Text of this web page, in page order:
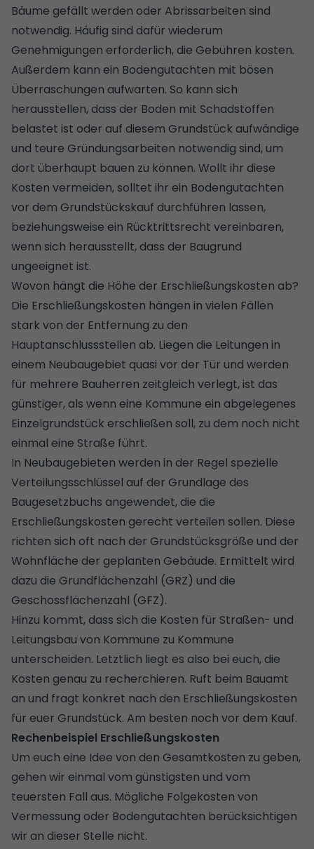
Bäume gefällt werden oder Abrissarbeiten sind
notwendig. Häufig sind dafür wiederum
Genehmigungen erforderlich, die Gebühren kosten.
Außerdem kann ein Bodengutachten mit bösen
Überraschungen aufwarten. So kann sich
herausstellen, dass der Boden mit Schadstoffen
belastet ist oder auf diesem Grundstück aufwändige
und teure Gründungsarbeiten notwendig sind, um
dort überhaupt bauen zu können. Wollt ihr diese
Kosten vermeiden, solltet ihr ein Bodengutachten
vor dem Grundstückskauf durchführen lassen,
beziehungsweise ein Rücktrittsrecht vereinbaren,
wenn sich herausstellt, dass der Baugrund
ungeeignet ist.
Wovon hängt die Höhe der Erschließungskosten ab?
Die Erschließungskosten hängen in vielen Fällen
stark von der Entfernung zu den
Hauptanschlussstellen ab. Liegen die Leitungen in
einem Neubaugebiet quasi vor der Tür und werden
für mehrere Bauherren zeitgleich verlegt, ist das
günstiger, als wenn eine Kommune ein abgelegenes
Einzelgrundstück erschließen soll, zu dem noch nicht
einmal eine Straße führt.
In Neubaugebieten werden in der Regel spezielle
Verteilungsschlüssel auf der Grundlage des
Baugesetzbuchs angewendet, die die
Erschließungskosten gerecht verteilen sollen. Diese
richten sich oft nach der Grundstücksgröße und der
Wohnfläche der geplanten Gebäude. Ermittelt wird
dazu die Grundflächenzahl (GRZ) und die
Geschossflächenzahl (GFZ).
Hinzu kommt, dass sich die Kosten für Straßen- und
Leitungsbau von Kommune zu Kommune
unterscheiden. Letztlich liegt es also bei euch, die
Kosten genau zu recherchieren. Ruft beim Bauamt
an und fragt konkret nach den Erschließungskosten
für euer Grundstück. Am besten noch vor dem Kauf.
Rechenbeispiel Erschließungskosten
Um euch eine Idee von den Gesamtkosten zu geben,
gehen wir einmal vom günstigsten und vom
teuersten Fall aus. Mögliche Folgekosten von
Vermessung oder Bodengutachten berücksichtigen
wir an dieser Stelle nicht.